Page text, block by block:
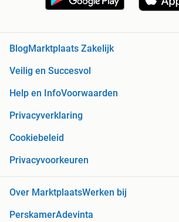
Blog Marktplaats Zakelijk
Veilig en Succesvol
Help en InfoVoorwaarden
Privacyverklaring
Cookiebeleid
Privacyvoorkeuren
Over MarktplaatsWerken bij
PerskamerAdevinta